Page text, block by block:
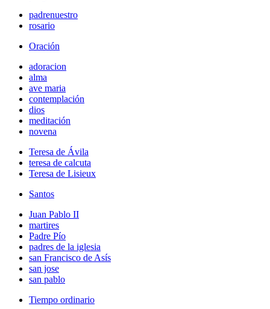
padrenuestro
rosario
Oración
adoracion
alma
ave maria
contemplación
dios
meditación
novena
Teresa de Ávila
teresa de calcuta
Teresa de Lisieux
Santos
Juan Pablo II
martires
Padre Pío
padres de la iglesia
san Francisco de Asís
san jose
san pablo
Tiempo ordinario